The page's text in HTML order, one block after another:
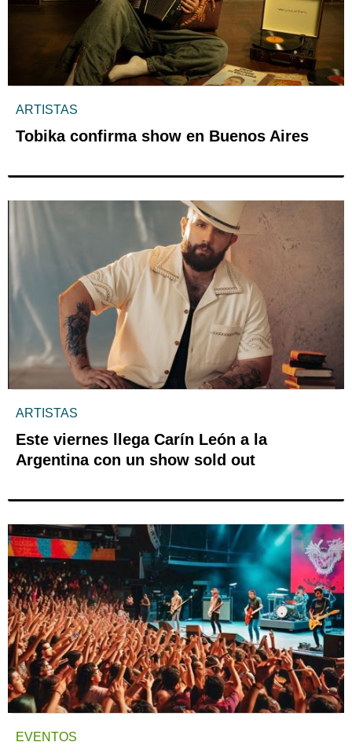
ARTISTAS
Tobika confirma show en Buenos Aires
ARTISTAS
Este viernes llega Carín León a la
Argentina con un show sold out
EVENTOS